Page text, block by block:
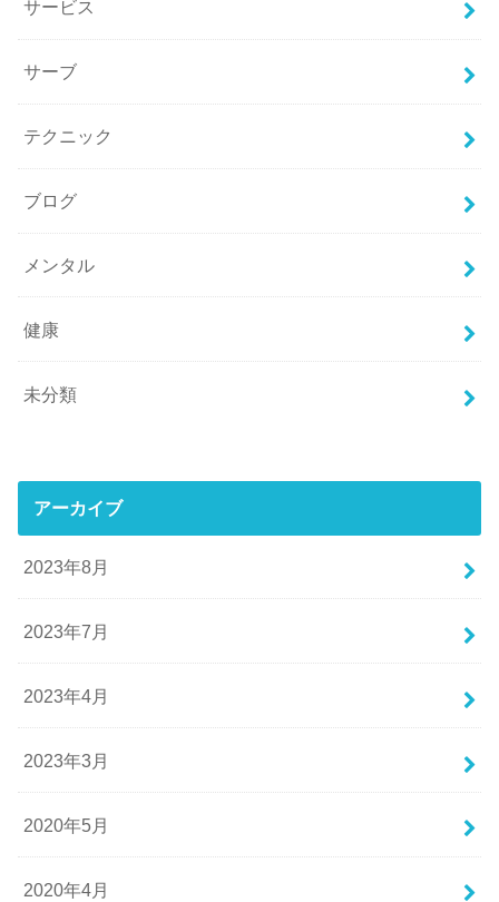
サービス
サーブ
テクニック
ブログ
メンタル
健康
未分類
アーカイブ
2023年8月
2023年7月
2023年4月
2023年3月
2020年5月
2020年4月